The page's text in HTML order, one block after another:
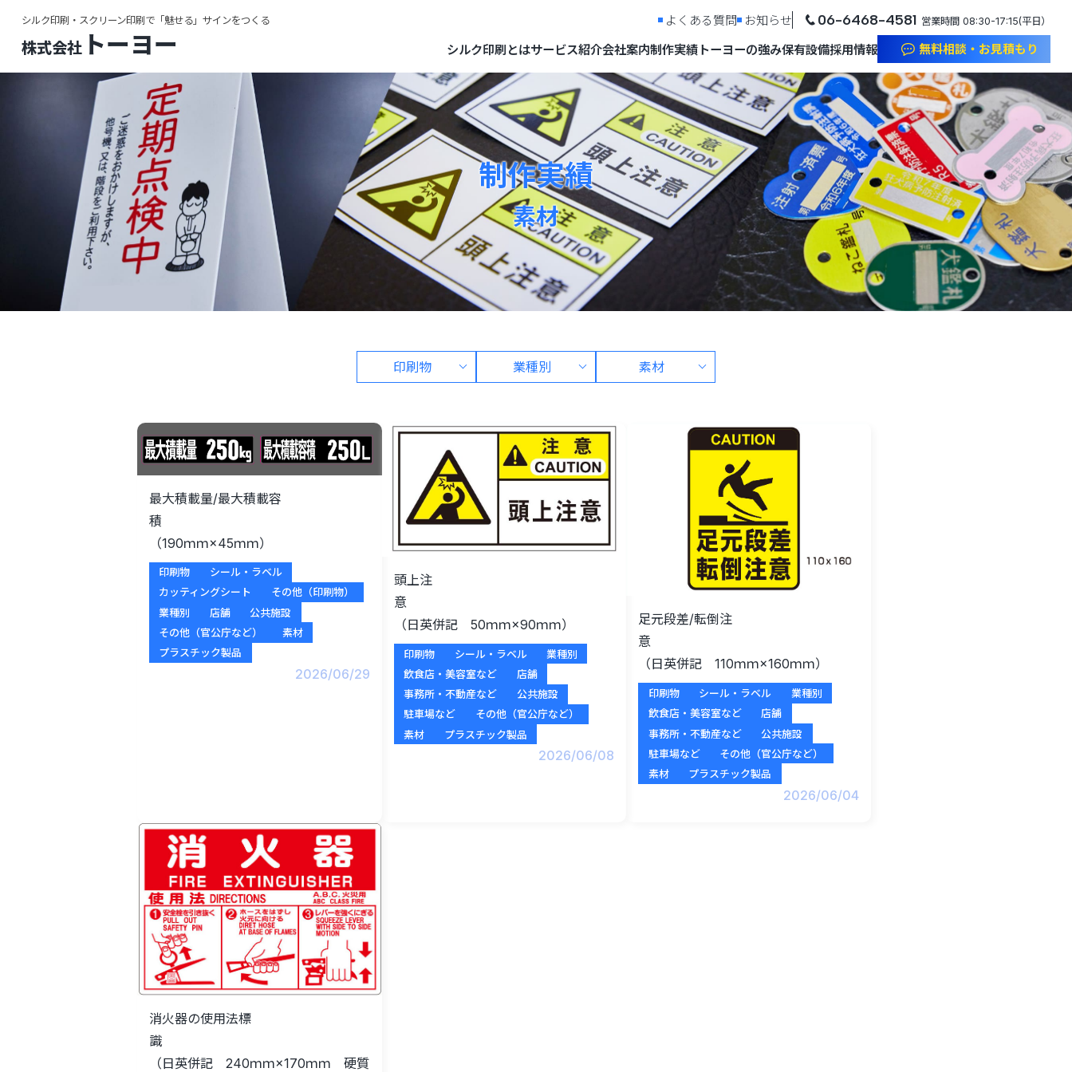
シルク印刷・スクリーン印刷で「魅せる」サインをつくる
株式会社トーヨー シルク印刷とはサービス紹介会社案内制作実績 トーヨーの強み保有設備採用情報 無料相談・お見積もり
よくある質問 お知らせ 06-6468-4581 営業時間 08:30-17:15(平日）
制作実績
素材
印刷物 業種別 素材
最大積載量/最大積載容
積
（190ｍｍ×45ｍｍ）
印刷物
シール・ラベル
カッティングシート
その他（印刷物）
業種別
店舗
公共施設
その他（官公庁など）
素材
プラスチック製品
2026/06/29
頭上注
意
（日英併記 50ｍｍ×90ｍｍ）
印刷物 シール・ラベル
業種別
飲食店・美容室など
店舗
事務所・不動産など
公共施設
駐車場など
その他（官公庁など）
素材
プラスチック製品
2026/06/08
足元段差/転倒注
意
（日英併記 110ｍｍ×160ｍｍ）
印刷物 シール・ラベル
業種別
飲食店・美容室など
店舗
事務所・不動産など
公共施設
駐車場など
その他（官公庁など）
素材
プラスチック製品
2026/06/04
消火器の使用法標
識
（日英併記 240ｍｍ×170ｍｍ 硬質